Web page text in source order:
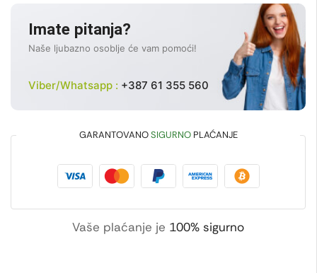
Imate pitanja?
Naše ljubazno osoblje će vam pomoći!
Viber/Whatsapp : +387 61 355 560
GARANTOVANOSIGURNOPLAĆANJE
Vaše plaćanje je 100% sigurno